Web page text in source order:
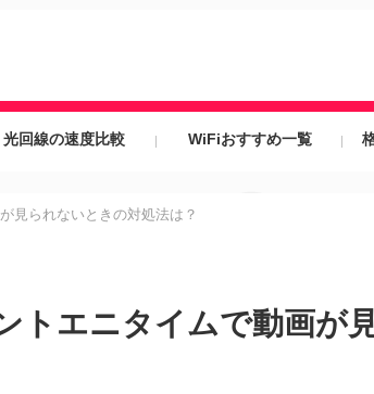
光回線の速度比較 WiFiおすすめ一覧
見られないときの対処法は？
トエニタイムで動画が